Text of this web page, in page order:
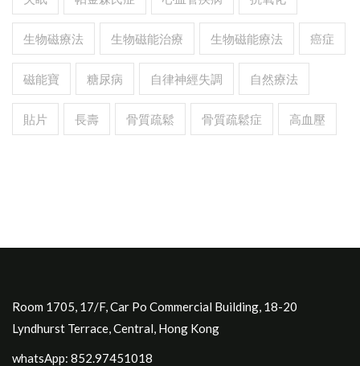
生物磁療法 生物磁能治療 生物磁能療法 癌症
磁能寶 糖尿病 自律神經失調 自然療法
貼片 長壽 骨質疏鬆 骨質疏鬆症 高血壓
Room 1705, 17/F, Car Po Commercial Building, 18-20
Lyndhurst Terrace, Central, Hong Kong
whatsApp: 852.97451018